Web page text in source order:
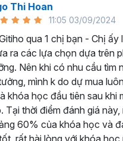
Excel hiệu quả?
toàn có thể tự học Excel
đến trung tâm tin học văn
vài lời khuyên giúp bạn
và áp dụng trong công
ràng mục tiêu của bạn
tập trung học những kỹ
triển ví dụ như: Hàm
Thi Hoan
11:05 03/09/2024
qua 1 chị bạn - Chị ấy
ra các lựa chọn dựa trên
Nên khi có nhu cầu tìm
mình k do dự mua
khóa học đầu tiên sau khi
Tại thời điểm đánh giá
60% của khóa học và